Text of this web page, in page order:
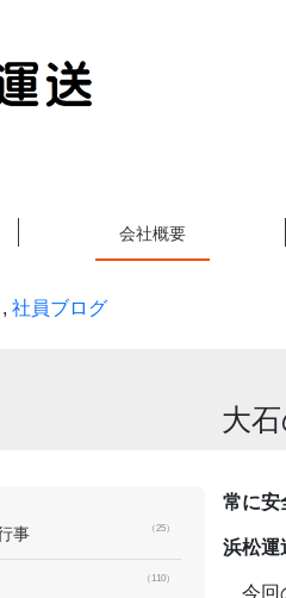
会社概要
, 社員ブログ
大
事 （25）
（110）
常に安
浜松運
今回